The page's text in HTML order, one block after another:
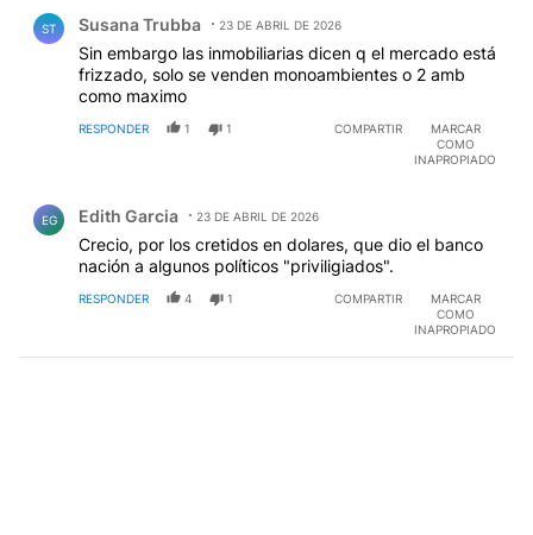
ST Susana Trubba 23 DE ABRIL DE 2026
Sin embargo las inmobiliarias dicen q el mercado está
frizzado, solo se venden monoambientes o 2 amb
como maximo
RESPONDER 1 1 COMPARTIR
MARCAR
COMO
INAPROPIADO
EG Edith Garcia 23 DE ABRIL DE 2026
Crecio, por los cretidos en dolares, que dio el banco
nación a algunos políticos "priviligiados".
RESPONDER 4 1 COMPARTIR
MARCAR
COMO
INAPROPIADO